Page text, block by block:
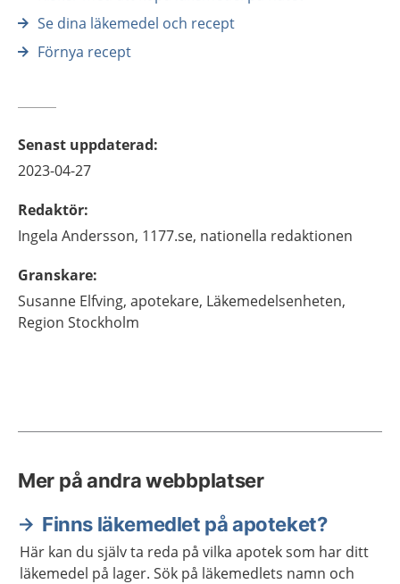
Se dina läkemedel och recept
Förnya recept
Senast uppdaterad:
2023-04-27
Redaktör:
Ingela Andersson, 1177.se, nationella redaktionen
Granskare:
Susanne Elfving, apotekare, Läkemedelsenheten,
Region Stockholm
Mer på andra webbplatser
Finns läkemedlet på apoteket?
Här kan du själv ta reda på vilka apotek som har ditt
läkemedel på lager. Sök på läkemedlets namn och